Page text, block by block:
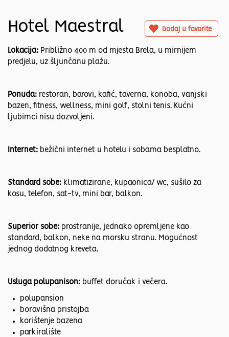
Hotel Maestral Dodaj u favorite
Lokacija: Približno 400 m od mjesta Brela, u mirnijem
predjelu, uz šljunčanu plažu.
Ponuda: restoran, barovi, kafić, taverna, konoba, vanjski
bazen, fitness, wellness, mini golf, stolni tenis. Kućni
ljubimci nisu dozvoljeni.
Internet: bežični internet u hotelu i sobama besplatno.
Standard sobe: klimatizirane, kupaonica/ wc, sušilo za
kosu, telefon, sat-tv, mini bar, balkon.
Superior sobe: prostranije, jednako opremljene kao
standard, balkon, neke na morsku stranu. Mogućnost
jednog dodatnog kreveta.
Usluga polupanison: buffet doručak i večera.
polupansion
boravišna pristojba
korištenje bazena
parkiralište